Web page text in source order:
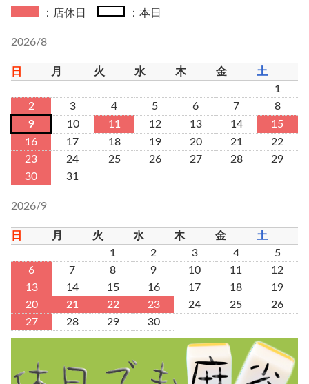
：店休日 ：本日
2026/8
日 月 火 水 木 金
土
1
2
3 4 5 6 7
8
9
10 11 12 13 14
15
16
17 18 19 20 21
22
23
24 25 26 27 28
29
30
31
2026/9
日 月 火 水 木 金
土
1
2 3 4
5
6
7 8 9 10 11
12
13
14 15 16 17 18
19
20
21 22 23 24 25
26
27
28 29 30